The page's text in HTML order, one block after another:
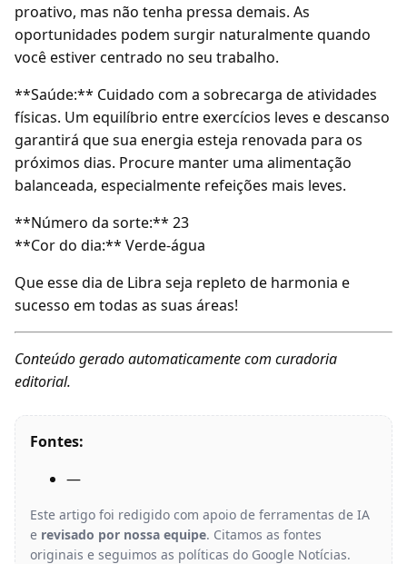
proativo, mas não tenha pressa demais. As
oportunidades podem surgir naturalmente quando
você estiver centrado no seu trabalho.
**Saúde:** Cuidado com a sobrecarga de atividades
físicas. Um equilíbrio entre exercícios leves e descanso
garantirá que sua energia esteja renovada para os
próximos dias. Procure manter uma alimentação
balanceada, especialmente refeições mais leves.
**Número da sorte:** 23
**Cor do dia:** Verde-água
Que esse dia de Libra seja repleto de harmonia e
sucesso em todas as suas áreas!
Conteúdo gerado automaticamente com curadoria
editorial.
Fontes:
—
Este artigo foi redigido com apoio de ferramentas de IA
e revisado por nossa equipe. Citamos as fontes
originais e seguimos as políticas do Google Notícias.